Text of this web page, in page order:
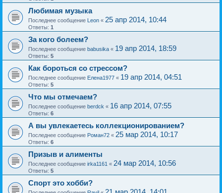
Любимая музыка
Последнее сообщение Leon « 25 апр 2014, 10:44
Ответы: 1
За кого болеем?
Последнее сообщение babusika « 19 апр 2014, 18:59
Ответы: 5
Как бороться со стрессом?
Последнее сообщение Елена1977 « 19 апр 2014, 04:51
Ответы: 5
Что мы отмечаем?
Последнее сообщение berdck « 16 апр 2014, 07:55
Ответы: 6
А вы увлекаетесь коллекционированием?
Последнее сообщение Роман72 « 25 мар 2014, 10:17
Ответы: 6
Призыв и алименты
Последнее сообщение irka1161 « 24 мар 2014, 10:56
Ответы: 5
Спорт это хобби?